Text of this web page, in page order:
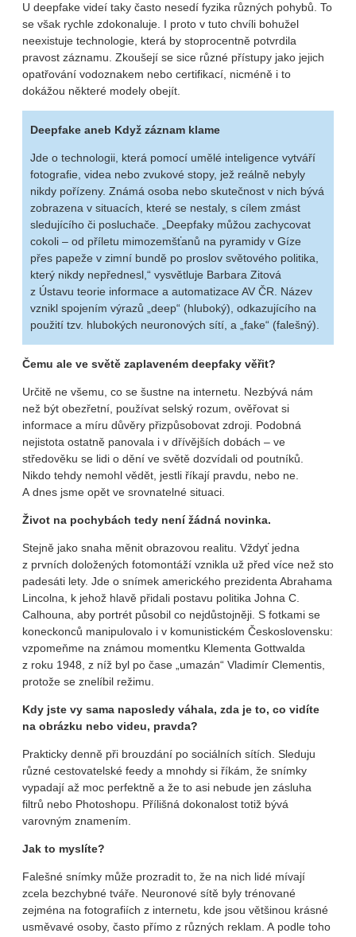
U deepfake videí taky často nesedí fyzika různých pohybů. To
se však rychle zdokonaluje. I proto v tuto chvíli bohužel
neexistuje technologie, která by stoprocentně potvrdila
pravost záznamu. Zkoušejí se sice různé přístupy jako jejich
opatřování vodoznakem nebo certifikací, nicméně i to
dokážou některé modely obejít.
Deepfake aneb Když záznam klame
Jde o technologii, která pomocí umělé inteligence vytváří
fotografie, videa nebo zvukové stopy, jež reálně nebyly
nikdy pořízeny. Známá osoba nebo skutečnost v nich bývá
zobrazena v situacích, které se nestaly, s cílem zmást
sledujícího či posluchače. „Deepfaky můžou zachycovat
cokoli – od příletu mimozemšťanů na pyramidy v Gíze
přes papeže v zimní bundě po proslov světového politika,
který nikdy nepřednesl,“ vysvětluje Barbara Zitová
z Ústavu teorie informace a automatizace AV ČR. Název
vznikl spojením výrazů „deep“ (hluboký), odkazujícího na
použití tzv. hlubokých neuronových sítí, a „fake“ (falešný).
Čemu ale ve světě zaplaveném deepfaky věřit?
Určitě ne všemu, co se šustne na internetu. Nezbývá nám
než být obezřetní, používat selský rozum, ověřovat si
informace a míru důvěry přizpůsobovat zdroji. Podobná
nejistota ostatně panovala i v dřívějších dobách – ve
středověku se lidi o dění ve světě dozvídali od poutníků.
Nikdo tehdy nemohl vědět, jestli říkají pravdu, nebo ne.
A dnes jsme opět ve srovnatelné situaci.
Život na pochybách tedy není žádná novinka.
Stejně jako snaha měnit obrazovou realitu. Vždyť jedna
z prvních doložených fotomontáží vznikla už před více než sto
padesáti lety. Jde o snímek amerického prezidenta Abrahama
Lincolna, k jehož hlavě přidali postavu politika Johna C.
Calhouna, aby portrét působil co nejdůstojněji. S fotkami se
koneckonců manipulovalo i v komunistickém Československu:
vzpomeňme na známou momentku Klementa Gottwalda
z roku 1948, z níž byl po čase „umazán“ Vladimír Clementis,
protože se znelíbil režimu.
Kdy jste vy sama naposledy váhala, zda je to, co vidíte
na obrázku nebo videu, pravda?
Prakticky denně při brouzdání po sociálních sítích. Sleduju
různé cestovatelské feedy a mnohdy si říkám, že snímky
vypadají až moc perfektně a že to asi nebude jen zásluha
filtrů nebo Photoshopu. Přílišná dokonalost totiž bývá
varovným znamením.
Jak to myslíte?
Falešné snímky může prozradit to, že na nich lidé mívají
zcela bezchybné tváře. Neuronové sítě byly trénované
zejména na fotografiích z internetu, kde jsou většinou krásné
usměvavé osoby, často přímo z různých reklam. A podle toho